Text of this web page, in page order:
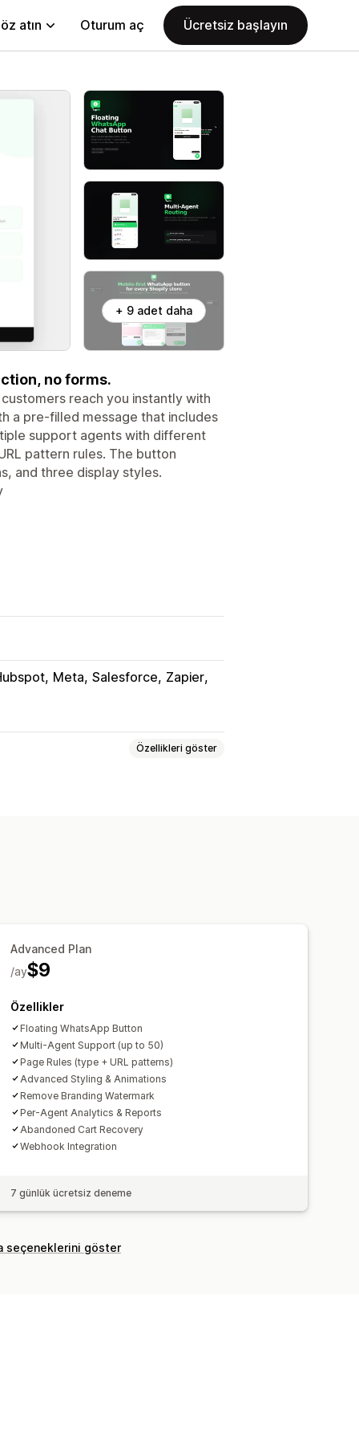
atın Oturum aç Ücretsiz başlayın
+ 9 adet daha
no forms.
reach you instantly with
a pre-filled message that includes
support agents with different
pattern rules. The button
and three display styles.
Meta Salesforce Zapier
Özellikleri göster
Advanced Plan
$9
/ay
Özellikler
Floating WhatsApp Button
Multi-Agent Support (up to 50)
Page Rules (type + URL patterns)
Advanced Styling & Animations
Remove Branding Watermark
Per-Agent Analytics & Reports
Abandoned Cart Recovery
Webhook Integration
7 günlük ücretsiz deneme
seçeneklerini göster